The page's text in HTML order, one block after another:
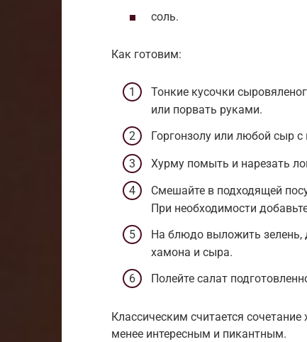
соль.
Как готовим:
Тонкие кусочки
или порвать руками.
Горгонзолу или любой сыр
Хурму помыть и нарезать
Смешайте в подходящей
При необходимости
На блюдо выложить зелень,
хамона и сыра.
Полейте салат
Классическим считается
менее интересным и пикантным.